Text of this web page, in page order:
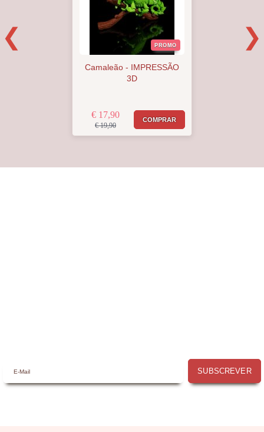
PROMO
Camaleão - IMPRESSÃO
3D
€ 17,90
€ 19,90
COMPRAR
SUBSCREVER